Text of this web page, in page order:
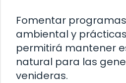
Fomentar
ambiental y
permitirá mantener
natural para las
venideras.